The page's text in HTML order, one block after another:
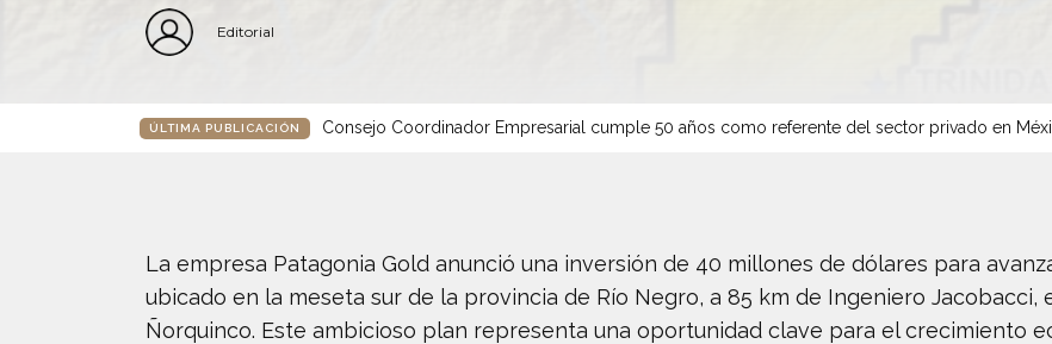
Editorial
ÚLTIMA PUBLICACIÓN Consejo Coordinador Empresarial cumple 50 años como referente del sector privado en
La empresa Patagonia Gold anunció una inversión de 40 millones de dólares para
ubicado en la meseta sur de la provincia de Río Negro, a 85 km de Ingeniero
Ñorquinco. Este ambicioso plan representa una oportunidad clave para el crecimiento